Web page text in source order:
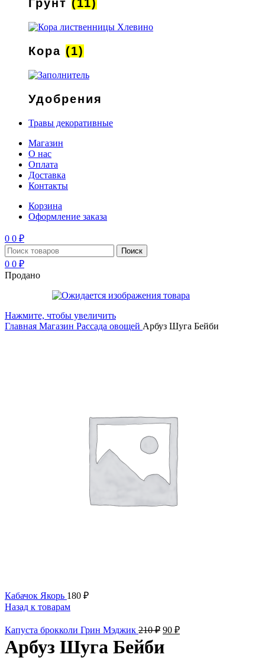
Грунт (11)
Кора (1)
Удобрения
Травы декоративные
Магазин
О нас
Оплата
Доставка
Контакты
Корзина
Оформление заказа
0 0 ₽
Поиск
0 0 ₽
Продано
Нажмите, чтобы увеличить
Главная Магазин Рассада овощей Арбуз Шуга Бейби
Кабачок Якорь 180 ₽
Назад к товарам
Капуста брокколи Грин Мэджик 210₽ 90 ₽
Арбуз Шуга Бейби